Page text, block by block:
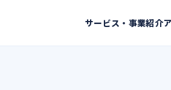
サービス・事業紹介